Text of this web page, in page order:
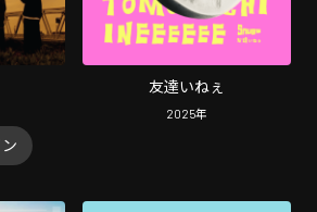
友達いねぇ
2025年